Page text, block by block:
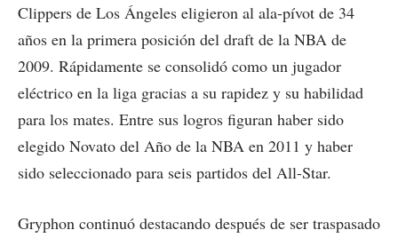
Clippers de Los Ángeles eligieron al ala-pívot de 34
años en la primera posición del draft de la NBA de
2009. Rápidamente se consolidó como un jugador
eléctrico en la liga gracias a su rapidez y su habilidad
para los mates. Entre sus logros figuran haber sido
elegido Novato del Año de la NBA en 2011 y haber
sido seleccionado para seis partidos del All-Star.
Gryphon continuó destacando después de ser traspasado